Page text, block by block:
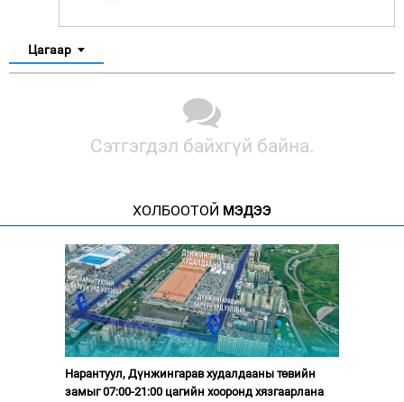
Цагаар
Сэтгэгдэл байхгүй байна.
ХОЛБООТОЙ МЭДЭЭ
Нарантуул, Дүнжингарав худалдааны төвийн
замыг 07:00-21:00 цагийн хооронд хязгаарлана